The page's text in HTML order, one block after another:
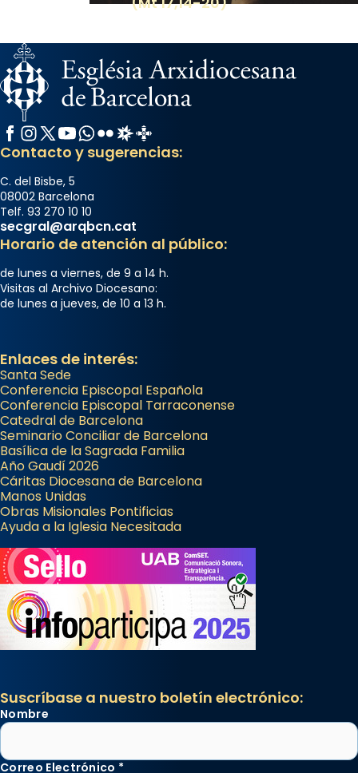
Facebook
Instagram
X / Twitter
YouTube
WhatsApp
FlickrRadio Estel
Catalunya Cristiana
Contacto y sugerencias:
C. del Bisbe, 5
08002 Barcelona
Telf. 93 270 10 10
secgral@arqbcn.cat
Horario de atención al público:
de lunes a viernes, de 9 a 14 h.
Visitas al Archivo Diocesano:
de lunes a jueves, de 10 a 13 h.
Enlaces de interés:
Santa Sede
Conferencia Episcopal Española
Conferencia Episcopal Tarraconense
Catedral de Barcelona
Seminario Conciliar de Barcelona
Basílica de la Sagrada Familia
Año Gaudí 2026
Cáritas Diocesana de Barcelona
Manos Unidas
Obras Misionales Pontificias
Ayuda a la Iglesia Necesitada
Suscríbase a nuestro boletín electrónico:
Nombre
Correo Electrónico *